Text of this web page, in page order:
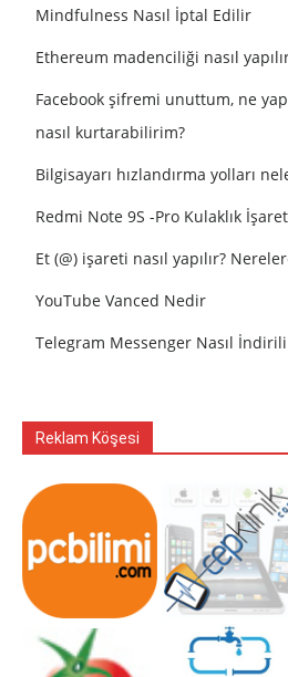
Mindfulness Nasıl İptal Edilir
Ethereum madenciliği nasıl
Facebook şifremi unuttum, ne
nasıl kurtarabilirim?
Bilgisayarı hızlandırma yolları
Redmi Note 9S -Pro Kulaklık
Et (@) işareti nasıl yapılır?
YouTube Vanced Nedir
Telegram Messenger Nasıl
Reklam Köşesi